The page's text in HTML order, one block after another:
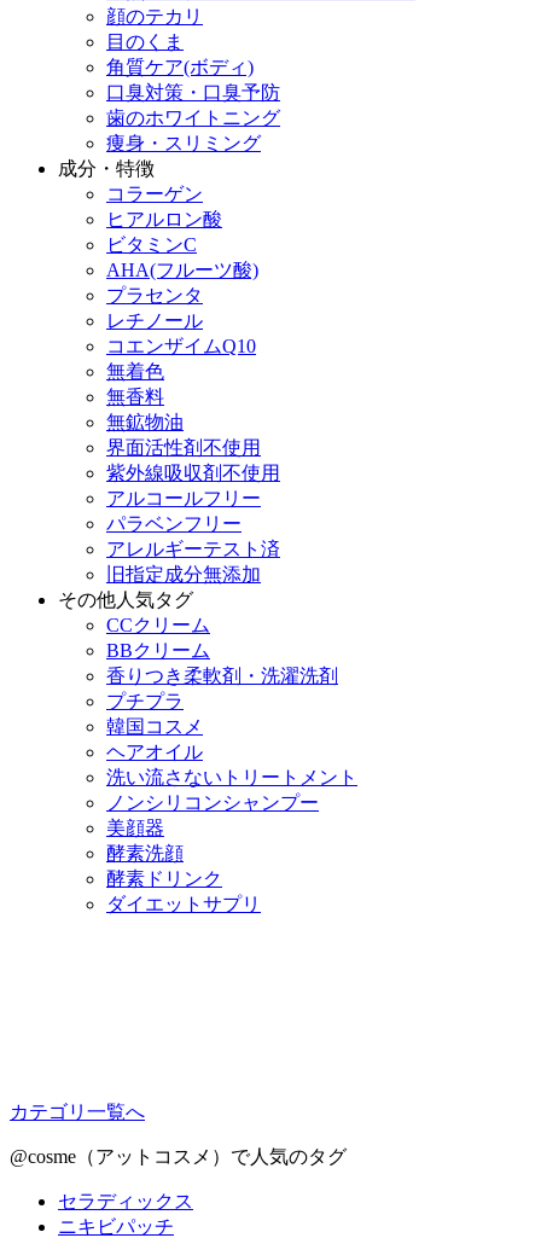
顔のテカリ
目のくま
角質ケア(ボディ)
口臭対策・口臭予防
歯のホワイトニング
痩身・スリミング
成分・特徴
コラーゲン
ヒアルロン酸
ビタミンC
AHA(フルーツ酸)
プラセンタ
レチノール
コエンザイムQ10
無着色
無香料
無鉱物油
界面活性剤不使用
紫外線吸収剤不使用
アルコールフリー
パラベンフリー
アレルギーテスト済
旧指定成分無添加
その他人気タグ
CCクリーム
BBクリーム
香りつき柔軟剤・洗濯洗剤
プチプラ
韓国コスメ
ヘアオイル
洗い流さないトリートメント
ノンシリコンシャンプー
美顔器
酵素洗顔
酵素ドリンク
ダイエットサプリ
カテゴリ一覧へ
@cosme（アットコスメ）で人気のタグ
セラディックス
ニキビパッチ